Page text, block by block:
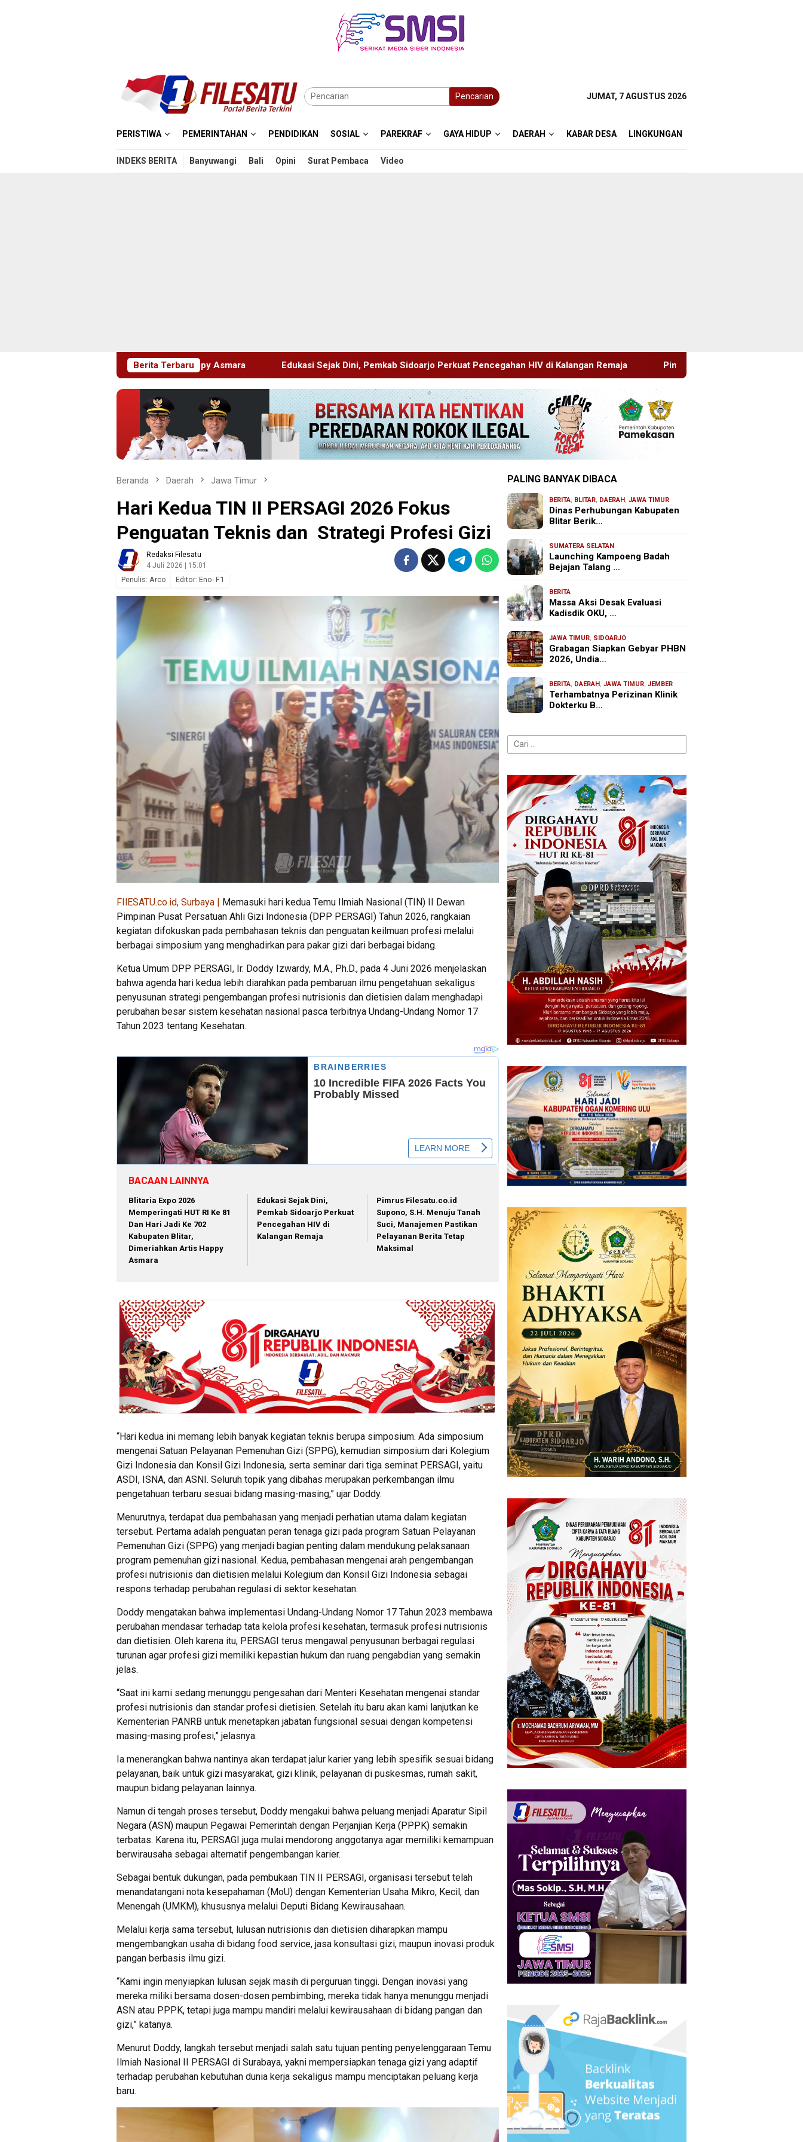
Pencarian JUMAT, 7 AGUSTUS 2026
PERISTIWA PEMERINTAHAN PENDIDIKAN SOSIAL PAREKRAF GAYA HIDUP DAERAH KABAR DESA LINGKUNGAN
INDEKS BERITA Banyuwangi Bali Opini Surat Pembaca Video
Berita Terbaru
Edukasi Sejak Dini, Pemkab Sidoarjo Perkuat Pencegahan HIV di Kalangan Remaja Pimrus Filesatu.co.id Supono, S.H. Menuju Tanah Suci,
Beranda Daerah Jawa Timur
Hari Kedua TIN II PERSAGI 2026 Fokus
Penguatan Teknis dan Strategi Profesi Gizi
Redaksi Filesatu
4 Juli 2026 | 15:01
Penulis: Arco Editor: Eno- F1
FIlESATU.co.id, Surbaya |
Memasuki hari kedua Temu Ilmiah Nasional (TIN) II Dewan
Pimpinan Pusat Persatuan Ahli Gizi Indonesia (DPP PERSAGI) Tahun 2026, rangkaian
kegiatan difokuskan pada pembahasan teknis dan penguatan keilmuan profesi melalui
berbagai simposium yang menghadirkan para pakar gizi dari berbagai bidang.
Ketua Umum DPP PERSAGI, Ir. Doddy Izwardy, M.A., Ph.D., pada 4 Juni 2026 menjelaskan
bahwa agenda hari kedua lebih diarahkan pada pembaruan ilmu pengetahuan sekaligus
penyusunan strategi pengembangan profesi nutrisionis dan dietisien dalam menghadapi
perubahan besar sistem kesehatan nasional pasca terbitnya Undang-Undang Nomor 17
Tahun 2023 tentang Kesehatan.
BACAAN LAINNYA
Blitaria Expo 2026
Memperingati HUT RI Ke 81
Dan Hari Jadi Ke 702
Kabupaten Blitar,
Dimeriahkan Artis Happy
Asmara
Edukasi Sejak Dini,
Pemkab Sidoarjo Perkuat
Pencegahan HIV di
Kalangan Remaja
Pimrus Filesatu.co.id
Supono, S.H. Menuju Tanah
Suci, Manajemen Pastikan
Pelayanan Berita Tetap
Maksimal
“Hari kedua ini memang lebih banyak kegiatan teknis berupa simposium. Ada simposium
mengenai Satuan Pelayanan Pemenuhan Gizi (SPPG), kemudian simposium dari Kolegium
Gizi Indonesia dan Konsil Gizi Indonesia, serta seminar dari tiga seminat PERSAGI, yaitu
ASDI, ISNA, dan ASNI. Seluruh topik yang dibahas merupakan perkembangan ilmu
pengetahuan terbaru sesuai bidang masing-masing,” ujar Doddy.
Menurutnya, terdapat dua pembahasan yang menjadi perhatian utama dalam kegiatan
tersebut. Pertama adalah penguatan peran tenaga gizi pada program Satuan Pelayanan
Pemenuhan Gizi (SPPG) yang menjadi bagian penting dalam mendukung pelaksanaan
program pemenuhan gizi nasional. Kedua, pembahasan mengenai arah pengembangan
profesi nutrisionis dan dietisien melalui Kolegium dan Konsil Gizi Indonesia sebagai
respons terhadap perubahan regulasi di sektor kesehatan.
Doddy mengatakan bahwa implementasi Undang-Undang Nomor 17 Tahun 2023 membawa
perubahan mendasar terhadap tata kelola profesi kesehatan, termasuk profesi nutrisionis
dan dietisien. Oleh karena itu, PERSAGI terus mengawal penyusunan berbagai regulasi
turunan agar profesi gizi memiliki kepastian hukum dan ruang pengabdian yang semakin
jelas.
“Saat ini kami sedang menunggu pengesahan dari Menteri Kesehatan mengenai standar
profesi nutrisionis dan standar profesi dietisien. Setelah itu baru akan kami lanjutkan ke
Kementerian PANRB untuk menetapkan jabatan fungsional sesuai dengan kompetensi
masing-masing profesi,” jelasnya.
Ia menerangkan bahwa nantinya akan terdapat jalur karier yang lebih spesifik sesuai bidang
pelayanan, baik untuk gizi masyarakat, gizi klinik, pelayanan di puskesmas, rumah sakit,
maupun bidang pelayanan lainnya.
Namun di tengah proses tersebut, Doddy mengakui bahwa peluang menjadi Aparatur Sipil
Negara (ASN) maupun Pegawai Pemerintah dengan Perjanjian Kerja (PPPK) semakin
terbatas. Karena itu, PERSAGI juga mulai mendorong anggotanya agar memiliki kemampuan
berwirausaha sebagai alternatif pengembangan karier.
Sebagai bentuk dukungan, pada pembukaan TIN II PERSAGI, organisasi tersebut telah
menandatangani nota kesepahaman (MoU) dengan Kementerian Usaha Mikro, Kecil, dan
Menengah (UMKM), khususnya melalui Deputi Bidang Kewirausahaan.
Melalui kerja sama tersebut, lulusan nutrisionis dan dietisien diharapkan mampu
mengembangkan usaha di bidang food service, jasa konsultasi gizi, maupun inovasi produk
pangan berbasis ilmu gizi.
“Kami ingin menyiapkan lulusan sejak masih di perguruan tinggi. Dengan inovasi yang
mereka miliki bersama dosen-dosen pembimbing, mereka tidak hanya menunggu menjadi
ASN atau PPPK, tetapi juga mampu mandiri melalui kewirausahaan di bidang pangan dan
gizi,” katanya.
Menurut Doddy, langkah tersebut menjadi salah satu tujuan penting penyelenggaraan Temu
Ilmiah Nasional II PERSAGI di Surabaya, yakni mempersiapkan tenaga gizi yang adaptif
terhadap perubahan kebutuhan dunia kerja sekaligus mampu menciptakan peluang kerja
baru.
PALING BANYAK DIBACA
BERITA, BLITAR, DAERAH ,JAWA TIMUR
Dinas Perhubungan Kabupaten
Blitar Berik…
SUMATERA SELATAN
Launching Kampoeng Badah
Bejajan Talang …
BERITA
Massa Aksi Desak Evaluasi
Kadisdik OKU, …
JAWA TIMUR, SIDOARJO
Grabagan Siapkan Gebyar PHBN
2026, Undia…
BERITA, DAERAH ,JAWA TIMUR,JEMBER
Terhambatnya Perizinan Klinik
Dokterku B…
Cari
untuk: